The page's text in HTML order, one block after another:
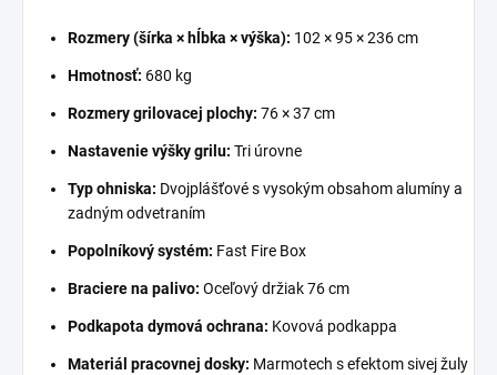
Rozmery (šírka × hĺbka × výška): 102 × 95 × 236 cm
Hmotnosť: 680 kg
Rozmery grilovacej plochy: 76 × 37 cm
Nastavenie výšky grilu: Tri úrovne
Typ ohniska: Dvojplášťové s vysokým obsahom alumíny a
zadným odvetraním
Popolníkový systém: Fast Fire Box
Braciere na palivo: Oceľový držiak 76 cm
Podkapota dymová ochrana: Kovová podkappa
Materiál pracovnej dosky: Marmotech s efektom sivej žuly